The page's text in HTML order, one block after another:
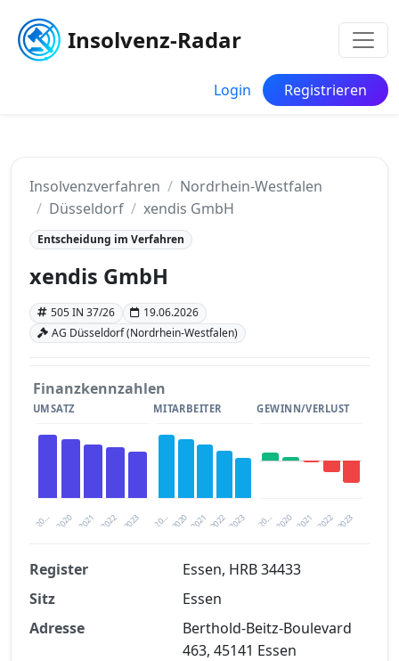
Insolvenz-Radar
Login Registrieren
Insolvenzverfahren
Nordrhein-Westfalen
Düsseldorf
xendis GmbH
Entscheidung im Verfahren
xendis GmbH
505 IN 37/26
19.06.2026
AG Düsseldorf (Nordrhein-Westfalen)
Finanzkennzahlen
UMSATZ
20… 2021 2023
2020 2022
MITARBEITER
20… 2021 2023
2020 2022
GEWINN/VERLUST
20… 2021 2023
2020 2022
Finanzkennzahlen nach kostenloser
Registrierung verfügbar
Jetzt kostenlos registrieren
Register
Essen, HRB 34433
Sitz
Essen
Adresse
Berthold-Beitz-Boulevard
463, 45141 Essen